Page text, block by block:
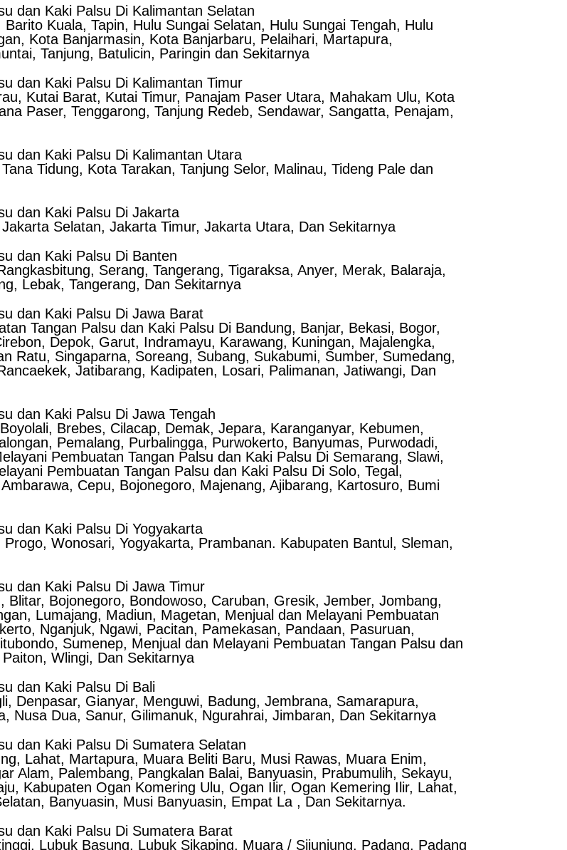
dan Kaki Palsu Di Kalimantan Selatan
Kuala, Tapin, Hulu Sungai Selatan, Hulu Sungai Tengah, Hulu
Kota Banjarmasin, Kota Banjarbaru, Pelaihari, Martapura,
Tanjung, Batulicin, Paringin dan Sekitarnya
dan Kaki Palsu Di Kalimantan Timur
Kutai Barat, Kutai Timur, Panajam Paser Utara, Mahakam Ulu, Kota
Paser, Tenggarong, Tanjung Redeb, Sendawar, Sangatta, Penajam,
dan Kaki Palsu Di Kalimantan Utara
Tidung, Kota Tarakan, Tanjung Selor, Malinau, Tideng Pale dan
dan Kaki Palsu Di Jakarta
Selatan, Jakarta Timur, Jakarta Utara, Dan Sekitarnya
dan Kaki Palsu Di Banten
Serang, Tangerang, Tigaraksa, Anyer, Merak, Balaraja,
Lebak, Tangerang, Dan Sekitarnya
dan Kaki Palsu Di Jawa Barat
Tangan Palsu dan Kaki Palsu Di Bandung, Banjar, Bekasi, Bogor,
Depok, Garut, Indramayu, Karawang, Kuningan, Majalengka,
Ratu, Singaparna, Soreang, Subang, Sukabumi, Sumber, Sumedang,
Jatibarang, Kadipaten, Losari, Palimanan, Jatiwangi, Dan
dan Kaki Palsu Di Jawa Tengah
Brebes, Cilacap, Demak, Jepara, Karanganyar, Kebumen,
Pemalang, Purbalingga, Purwokerto, Banyumas, Purwodadi,
Pembuatan Tangan Palsu dan Kaki Palsu Di Semarang, Slawi,
Pembuatan Tangan Palsu dan Kaki Palsu Di Solo, Tegal,
Cepu, Bojonegoro, Majenang, Ajibarang, Kartosuro, Bumi
dan Kaki Palsu Di Yogyakarta
Wonosari, Yogyakarta, Prambanan. Kabupaten Bantul, Sleman,
dan Kaki Palsu Di Jawa Timur
Bojonegoro, Bondowoso, Caruban, Gresik, Jember, Jombang,
Lumajang, Madiun, Magetan, Menjual dan Melayani Pembuatan
Nganjuk, Ngawi, Pacitan, Pamekasan, Pandaan, Pasuruan,
Sumenep, Menjual dan Melayani Pembuatan Tangan Palsu dan
Wlingi, Dan Sekitarnya
dan Kaki Palsu Di Bali
Denpasar, Gianyar, Menguwi, Badung, Jembrana, Samarapura,
Nusa Dua, Sanur, Gilimanuk, Ngurahrai, Jimbaran, Dan Sekitarnya
dan Kaki Palsu Di Sumatera Selatan
Lahat, Martapura, Muara Beliti Baru, Musi Rawas, Muara Enim,
Alam, Palembang, Pangkalan Balai, Banyuasin, Prabumulih, Sekayu,
Kabupaten Ogan Komering Ulu, Ogan Ilir, Ogan Kemering Ilir, Lahat,
Banyuasin, Musi Banyuasin, Empat La , Dan Sekitarnya.
dan Kaki Palsu Di Sumatera Barat
Lubuk Basung, Lubuk Sikaping, Muara / Sijunjung, Padang, Padang